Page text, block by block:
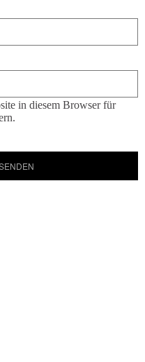
in diesem Browser für